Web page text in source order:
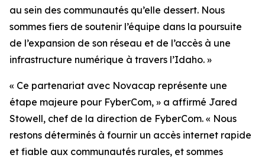
au sein des communautés qu’elle dessert. Nous
sommes fiers de soutenir l’équipe dans la poursuite
de l’expansion de son réseau et de l’accès à une
infrastructure numérique à travers l’Idaho. »
« Ce partenariat avec Novacap représente une
étape majeure pour FyberCom, » a affirmé Jared
Stowell, chef de la direction de FyberCom. « Nous
restons déterminés à fournir un accès internet rapide
et fiable aux communautés rurales, et sommes